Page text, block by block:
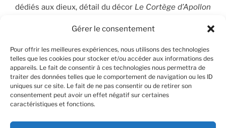
Gérer le consentement
Pour offrir les meilleures expériences, nous utilisons des technologies
telles que les cookies pour stocker et/ou accéder aux informations des
appareils. Le fait de consentir à ces technologies nous permettra de
traiter des données telles que le comportement de navigation ou les ID
uniques sur ce site. Le fait de ne pas consentir ou de retirer son
consentement peut avoir un effet négatif sur certaines
caractéristiques et fonctions.
dédiés aux dieux, détail du décor Le Cortège d’Apollon
orne le plafond du Salon de musique. © FSP/OLG
RECHERCHER
Recherche
pour
: